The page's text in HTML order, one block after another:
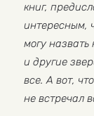
книг,
интересным,
могу
и другие
все. А вот,
не встречал